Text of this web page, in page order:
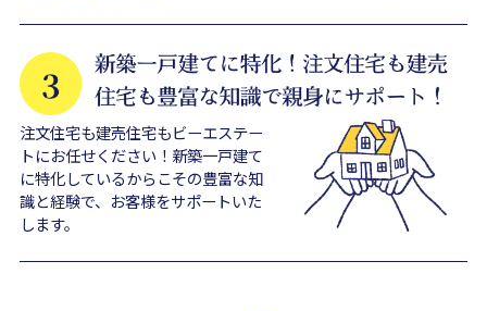
注文住宅も建売住宅もビーエステー
トにお任せください！新築一戸建て
に特化しているからこその豊富な知
識と経験で、お客様をサポートいた
します。